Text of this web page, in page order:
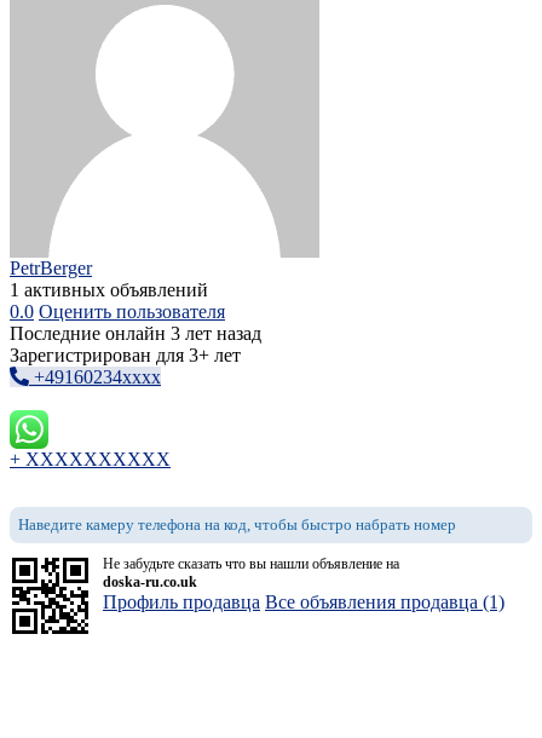
PetrBerger
1 активных объявлений
0.0 Оценить пользователя
Последние онлайн 3 лет назад
Зарегистрирован для 3+ лет
+49160234xxxx
+ XXXXXXXXXX
Наведите камеру телефона на код, чтобы быстро набрать номер
Не забудьте сказать что вы нашли объявление на
doska-ru.co.uk
Профиль продавца Все объявления продавца (1)